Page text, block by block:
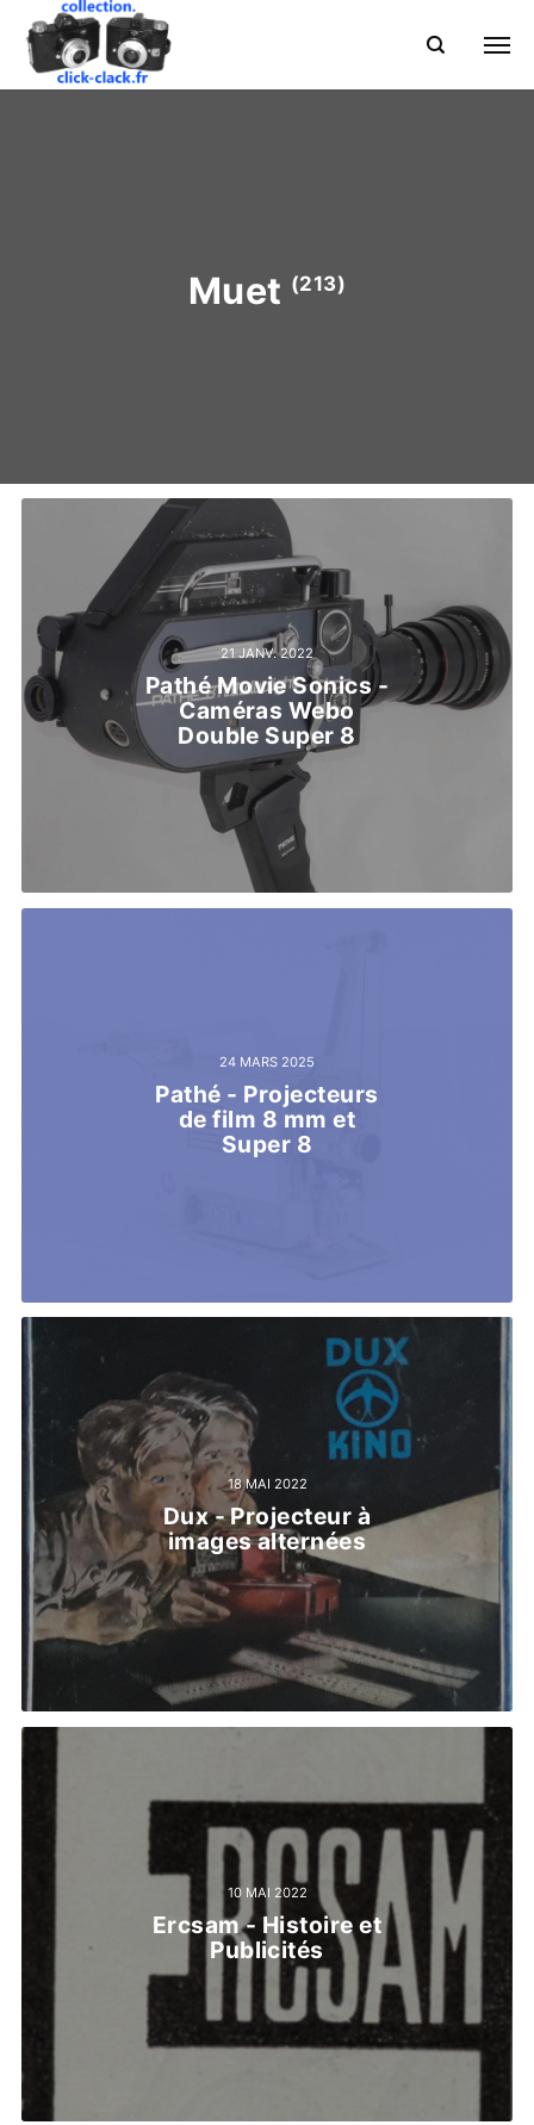
Muet (213)
21 JANV. 2022
Pathé Movie Sonics -
Caméras Webo
Double Super 8
24 MARS 2025
Pathé - Projecteurs
de film 8 mm et
Super 8
18 MAI 2022
Dux - Projecteur à
images alternées
10 MAI 2022
Ercsam - Histoire et
Publicités